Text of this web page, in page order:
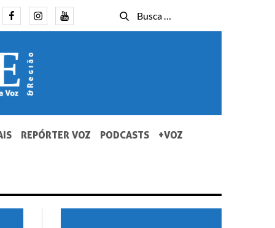
FacebookInstagramYoutube
Busca
for:
Busca
REPÓRTER VOZ PODCASTS +VOZ